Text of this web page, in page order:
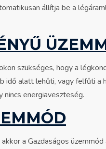
állítja be a
szükséges, hogy a
idő alatt lehűti, vagy felfűti a
nincs energiaveszteség.
a Gazdaságos